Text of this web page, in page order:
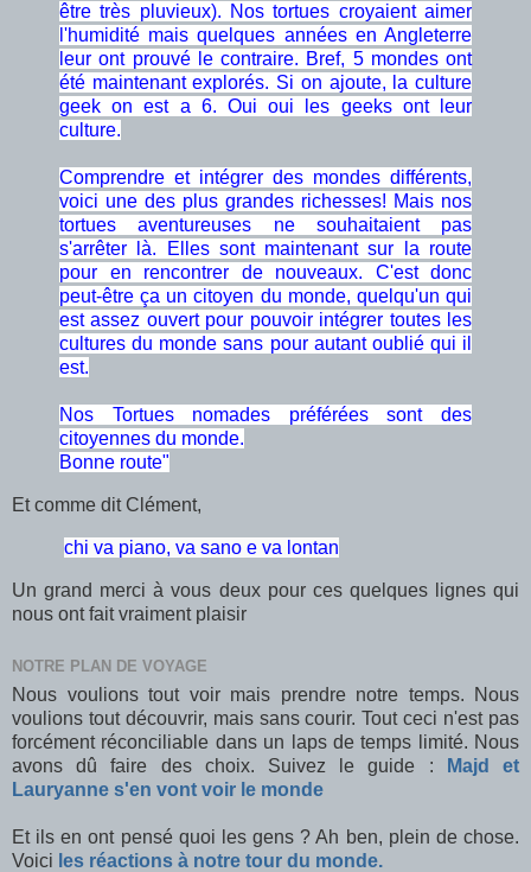
être très pluvieux). Nos tortues croyaient aimer
l'humidité mais quelques années en Angleterre
leur ont prouvé le contraire. Bref, 5 mondes ont
été maintenant explorés. Si on ajoute, la culture
geek on est a 6. Oui oui les geeks ont leur
culture.
Comprendre et intégrer des mondes différents,
voici une des plus grandes richesses! Mais nos
tortues aventureuses ne souhaitaient pas
s'arrêter là. Elles sont maintenant sur la route
pour en rencontrer de nouveaux. C'est donc
peut-être ça un citoyen du monde, quelqu'un qui
est assez ouvert pour pouvoir intégrer toutes les
cultures du monde sans pour autant oublié qui il
est.
Nos Tortues nomades préférées sont des
citoyennes du monde.
Bonne route"
Et comme dit Clément,
chi va piano, va sano e va lontan
Un grand merci à vous deux pour ces quelques lignes qui
nous ont fait vraiment plaisir
NOTRE PLAN DE VOYAGE
Nous voulions tout voir mais prendre notre temps. Nous
voulions tout découvrir, mais sans courir. Tout ceci n'est pas
forcément réconciliable dans un laps de temps limité. Nous
avons dû faire des choix. Suivez le guide :
Majd et
Lauryanne s'en vont voir le monde
Et ils en ont pensé quoi les gens ? Ah ben, plein de chose.
Voici les réactions à notre tour du monde.